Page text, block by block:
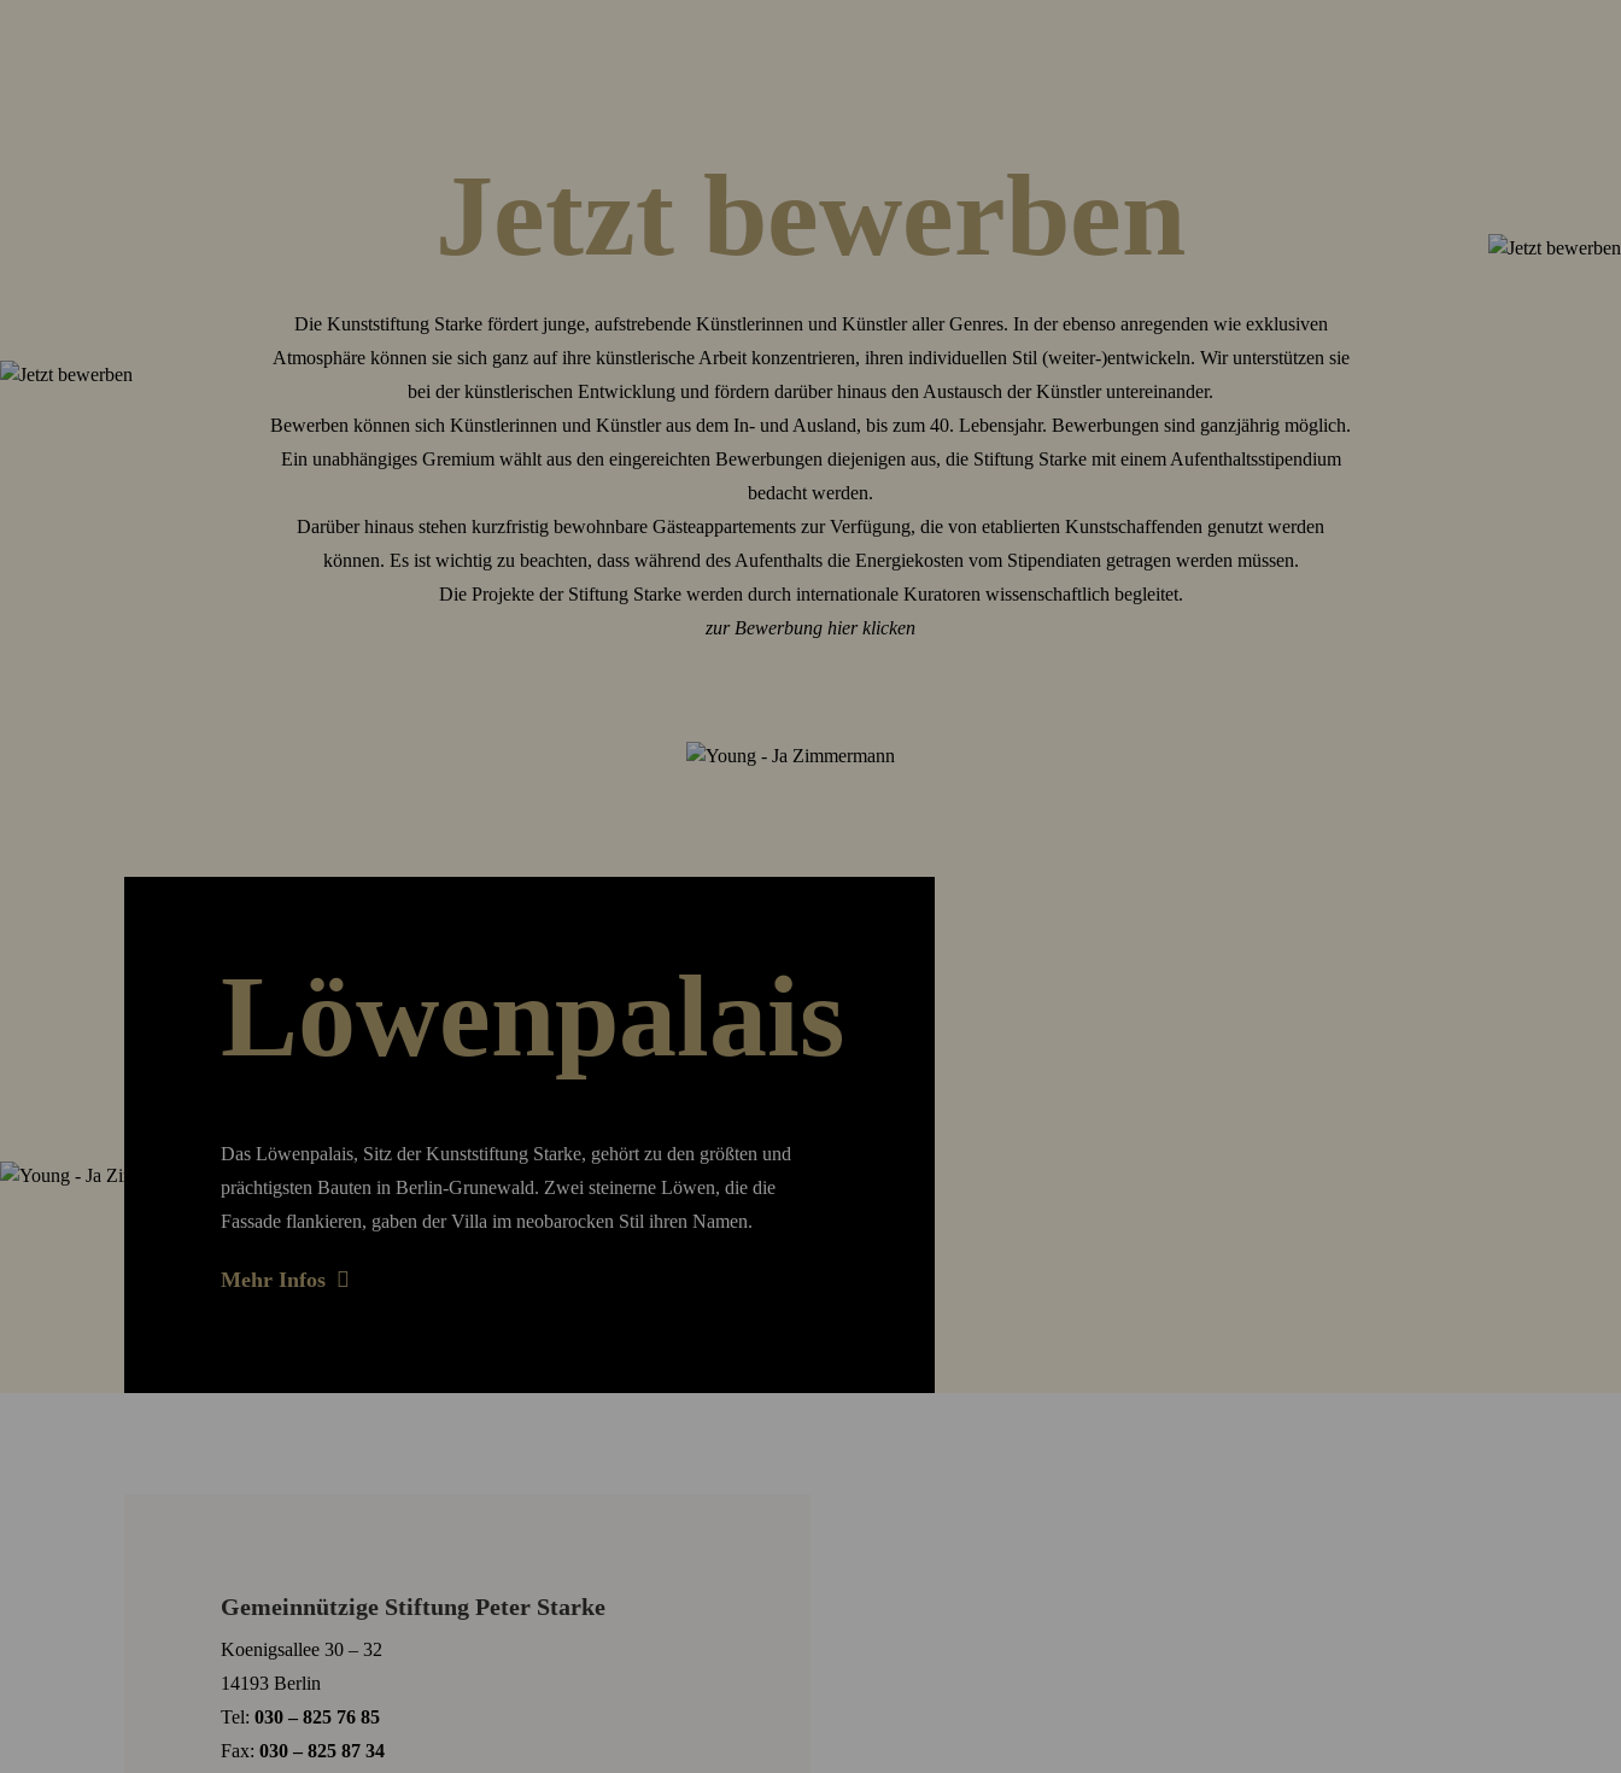
Jetzt bewerben
Die Kunststiftung Starke fördert junge, aufstrebende Künstlerinnen und Künstler aller Genres. In der ebenso anregenden wie exklusiven
Atmosphäre können sie sich ganz auf ihre künstlerische Arbeit konzentrieren, ihren individuellen Stil (weiter-)entwickeln. Wir unterstützen sie
bei der künstlerischen Entwicklung und fördern darüber hinaus den Austausch der Künstler untereinander.
Bewerben können sich Künstlerinnen und Künstler aus dem In- und Ausland, bis zum 40. Lebensjahr. Bewerbungen sind ganzjährig möglich.
Ein unabhängiges Gremium wählt aus den eingereichten Bewerbungen diejenigen aus, die Stiftung Starke mit einem Aufenthaltsstipendium
bedacht werden.
Darüber hinaus stehen kurzfristig bewohnbare Gästeappartements zur Verfügung, die von etablierten Kunstschaffenden genutzt werden
können. Es ist wichtig zu beachten, dass während des Aufenthalts die Energiekosten vom Stipendiaten getragen werden müssen.
Die Projekte der Stiftung Starke werden durch internationale Kuratoren wissenschaftlich begleitet.
zur Bewerbung hier klicken
Löwenpalais
Das Löwenpalais, Sitz der Kunststiftung Starke, gehört zu den größten und
prächtigsten Bauten in Berlin-Grunewald. Zwei steinerne Löwen, die die
Fassade flankieren, gaben der Villa im neobarocken Stil ihren Namen.
Mehr Infos
Gemeinnützige Stiftung Peter Starke
Koenigsallee 30 – 32
14193 Berlin
Tel: 030 – 825 76 85
Fax: 030 – 825 87 34